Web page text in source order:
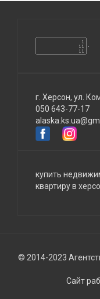
г. Херсон, ул.
050 643-77-17
купить
квартиру в
© 2014-2023
Сайт